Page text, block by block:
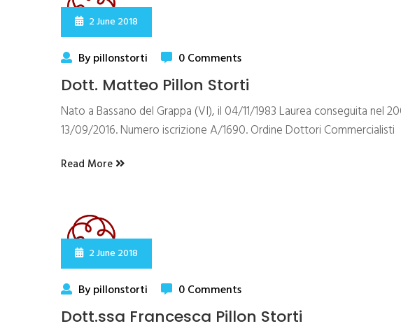
2 June 2018
By pillonstorti 0 Comments
Dott. Matteo Pillon Storti
Nato a Bassano del Grappa (VI), il 04/11/1983 Laurea conseguita nel
13/09/2016. Numero iscrizione A/1690. Ordine Dottori Commercialisti
Read More
2 June 2018
By pillonstorti 0 Comments
Dott.ssa Francesca Pillon Storti